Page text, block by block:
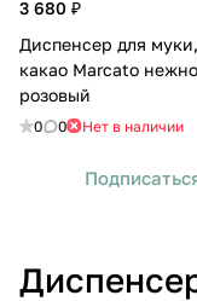
3 680 ₽
Диспенсер для
какао Marcato нежно
розовый
0 0 Нет в наличии